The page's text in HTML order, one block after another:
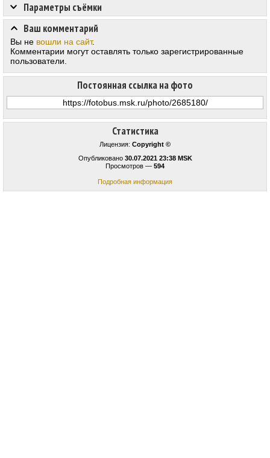
Статистика
Лицензия: Copyright ©
Опубликовано 30.07.2021 23:38 MSK
Просмотров — 594
Подробная информация
Постоянная ссылка на фото
Параметры съёмки
Ваш комментарий
Вы не вошли на сайт.
Комментарии могут оставлять только зарегистрированные
пользователи.